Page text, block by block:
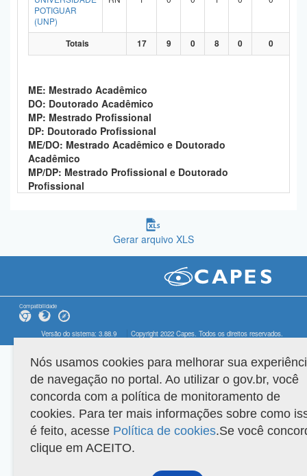
POTIGUAR
(UNP)
Totais 17 9 0 8 0 0
ME: Mestrado Acadêmico
DO: Doutorado Acadêmico
MP: Mestrado Profissional
DP: Doutorado Profissional
ME/DO: Mestrado Acadêmico e Doutorado
Acadêmico
MP/DP: Mestrado Profissional e Doutorado
Profissional
Gerar arquivo XLS
Compatibilidade
Versão do sistema: 3.88.9 Copyright 2022 Capes. Todos os direitos reservados.
Nós usamos cookies para melhorar sua
de navegação no portal. Ao utilizar o gov.br, você
concorda com a política de monitoramento de
cookies. Para ter mais informações sobre como
é feito, acesse Política de cookies.Se você
clique em ACEITO.